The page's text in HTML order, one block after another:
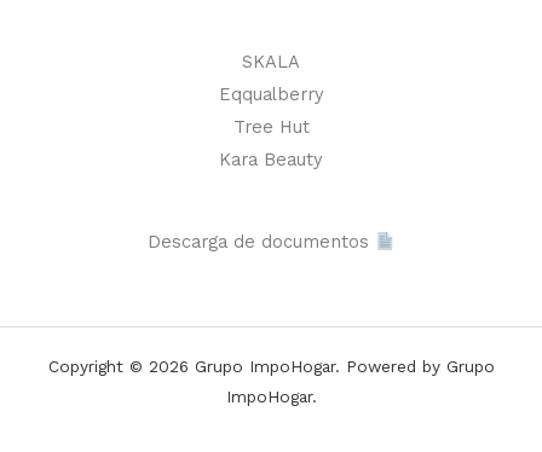
SKALA
Eqqualberry
Tree Hut
Kara Beauty
Descarga de documentos
Copyright © 2026 Grupo ImpoHogar. Powered by Grupo
ImpoHogar.